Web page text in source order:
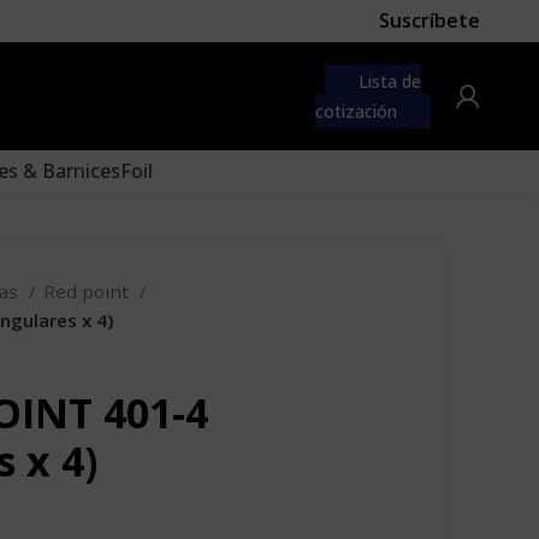
Suscríbete
Lista de
cotización
& BarnicesFoil
Red point
x 4)
401-4
x 4)